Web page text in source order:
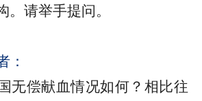
。请举手提问。
：
无偿献血情况如何？相比往